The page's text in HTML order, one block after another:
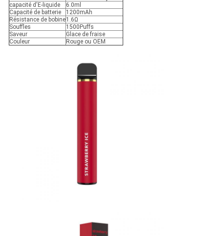
capacité d'E-liquide
6.0ml
Capacité de batterie
1200mAh
Résistance de bobine1.6Ω
Souffles
1500Puffs
Saveur
Glace de fraise
Couleur
Rouge ou OEM